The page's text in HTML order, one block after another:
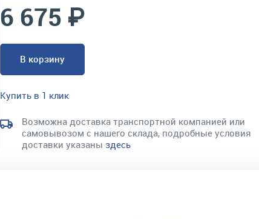
6 675 ₽
В корзину
Купить в 1 клик
Возможна доставка транспортной компанией или
самовывозом с нашего склада, подробные условия
доставки указаны здесь